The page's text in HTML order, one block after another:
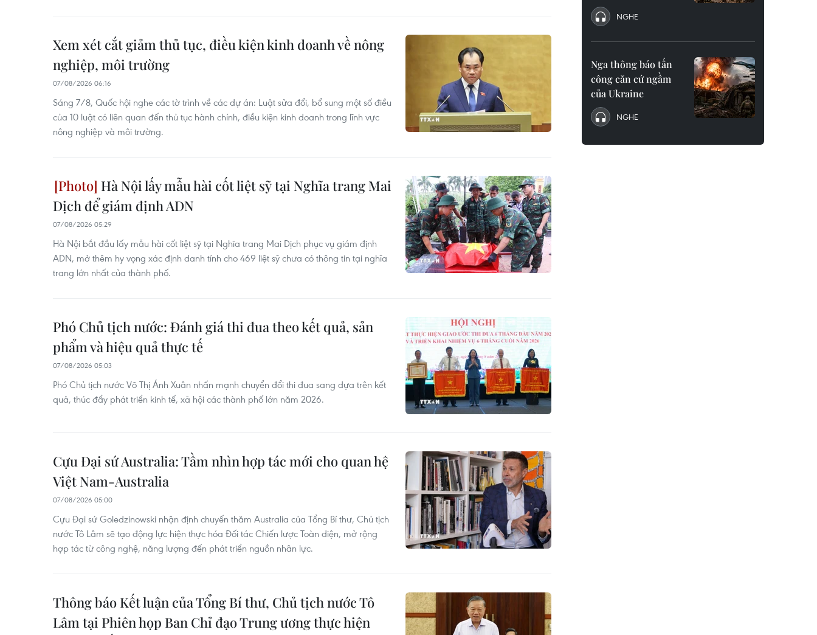
Xem xét cắt giảm thủ tục, điều kiện kinh doanh về nông
nghiệp, môi trường
07/08/2026 06:16
Sáng 7/8, Quốc hội nghe các tờ trình về các dự án: Luật sửa đổi, bổ sung một số điều
của 10 luật có liên quan đến thủ tục hành chính, điều kiện kinh doanh trong lĩnh vực
nông nghiệp và môi trường.
Hà Nội lấy mẫu hài cốt liệt sỹ tại Nghĩa trang Mai
Dịch để giám định ADN
07/08/2026 05:29
Hà Nội bắt đầu lấy mẫu hài cốt liệt sỹ tại Nghĩa trang Mai Dịch phục vụ giám định
ADN, mở thêm hy vọng xác định danh tính cho 469 liệt sỹ chưa có thông tin tại nghĩa
trang lớn nhất của thành phố.
Phó Chủ tịch nước: Đánh giá thi đua theo kết quả, sản
phẩm và hiệu quả thực tế
07/08/2026 05:03
Phó Chủ tịch nước Võ Thị Ánh Xuân nhấn mạnh chuyển đổi thi đua sang dựa trên kết
quả, thúc đẩy phát triển kinh tế, xã hội các thành phố lớn năm 2026.
Cựu Đại sứ Australia: Tầm nhìn hợp tác mới cho quan hệ
Việt Nam-Australia
07/08/2026 05:00
Cựu Đại sứ Goledzinowski nhận định chuyến thăm Australia của Tổng Bí thư, Chủ tịch
nước Tô Lâm sẽ tạo động lực hiện thực hóa Đối tác Chiến lược Toàn diện, mở rộng
hợp tác từ công nghệ, năng lượng đến phát triển nguồn nhân lực.
Thông báo Kết luận của Tổng Bí thư, Chủ tịch nước Tô
Lâm tại Phiên họp Ban Chỉ đạo Trung ương thực hiện
NGHE
Nga thông báo tấn
công căn cứ ngầm
của Ukraine
NGHE